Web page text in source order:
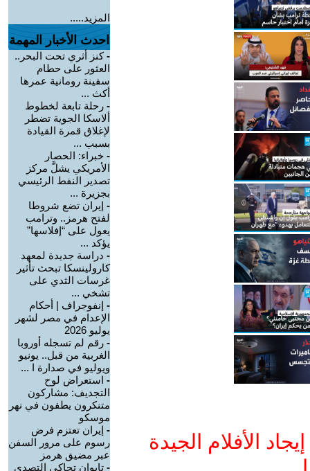
الأفلام الجيدة
المزيد.....
احدث الأخبار المهمة
-كنز أثري تحت البحر..
العثور على حطام
سفينة رومانية عمرها
أكث ...
- رحلة تابعة لخطوط
ألاسكا الجوية تضطر
لإغلاق قمرة القيادة
بسبب ...
- خبراء: الحصار
الأمريكي يشلَّ مركز
تصدير النفط الرئيسي
بجزيرة ...
- إيران تضع شروطا
لفتح هرمز.. وترامب
يعول على “إفلاسها”
يؤكد ...
- دراسة جديدة لمعهد
كارولينسكا تبحث تأثير
غرسات الثدي على
تشخي ...
- إنفوجراف | أحكام
الإعدام في مصر لشهر
يوليو 2026
- رقم لم تسجله أوروبا
الغربية من قبل.. يونيو
ويوليو في صدارة ا ...
- استعراض لوح
التجديف: مشاركون
متنكرون يطفون في نهر
موسكو
- إيران تعتزم فرض
رسوم على مرور السفن
عبر مضيق هرمز
- تايوان تحاكي التصدي